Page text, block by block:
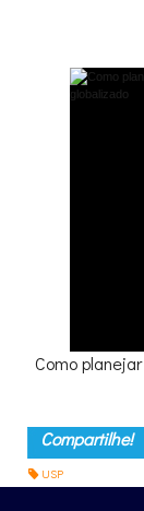
Como
Compartilhe!
USP